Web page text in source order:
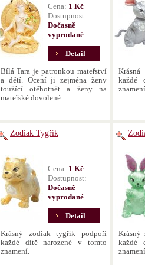
Cena: 1 Kč
Dostupnost:
Dočasně
vyprodané
Detail
Bílá Tara je patronkou mateřství
a dětí. Ocení ji zejména ženy
toužící otěhotnět a ženy na
mateřské dovolené.
každé
Zodiak Tygřík
Cena: 1 Kč
Dostupnost:
Dočasně
vyprodané
Detail
Krásný zodiak tygřík podpoří
každé dítě narozené v tomto
znamení.
Krásný
každé